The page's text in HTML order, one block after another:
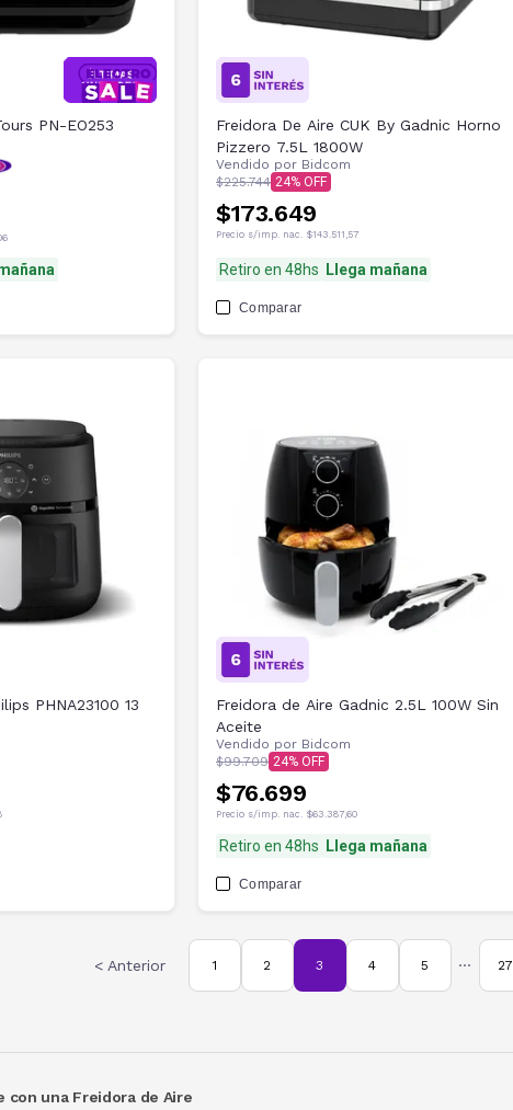
PN-EO253
Freidora De Aire CUK By Gadnic Horno
Pizzero 7.5L 1800W
Vendido por Bidcom
$225.744 24
$173.649
Precio s/imp. nac. $143.511,57
Retiro en 48hs Llega mañana
Comparar
PHNA23100 13
Freidora de Aire Gadnic 2.5L 100W Sin
Aceite
Vendido por Bidcom
$99.709 24
$76.699
Precio s/imp. nac. $63.387,60
Retiro en 48hs Llega mañana
Comparar
< Anterior 1 2 3 4 5 ••• 27
con una Freidora de Aire